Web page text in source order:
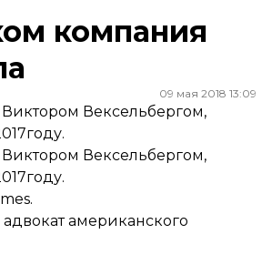
компания
09 мая 2018 13:09
Виктором Вексельбергом,
Виктором Вексельбергом,
американского